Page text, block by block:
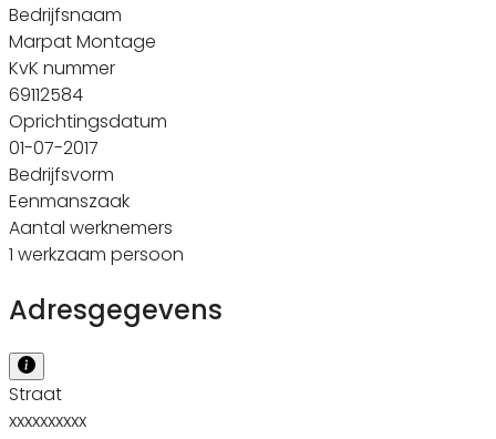
Bedrijfsnaam
Marpat Montage
KvK nummer
69112584
Oprichtingsdatum
01-07-2017
Bedrijfsvorm
Eenmanszaak
Aantal werknemers
1 werkzaam persoon
Adresgegevens
Straat
xxxxxxxxxx